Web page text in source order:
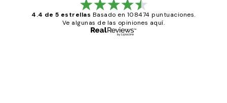
4.4 de 5 estrellas Basado en 108474 puntuaciones.
Ve algunas de las opiniones aquí.